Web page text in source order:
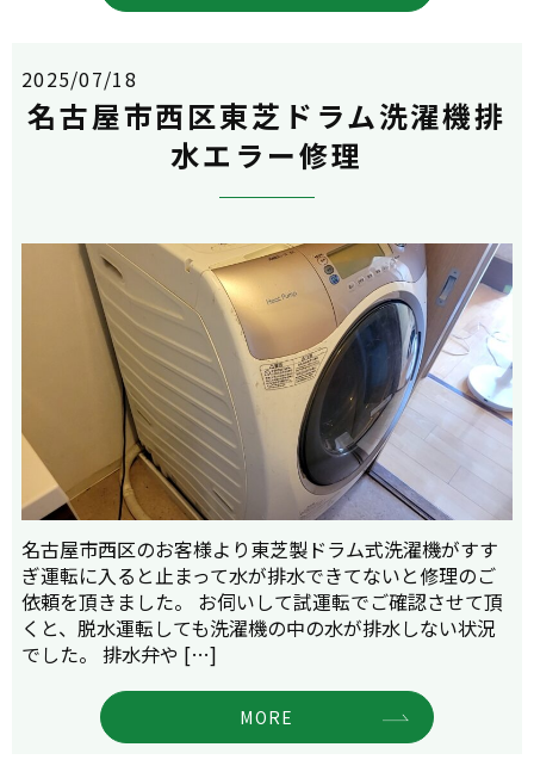
2025/07/18
名古屋市西区東芝ドラム洗濯機排
水エラー修理
名古屋市西区のお客様より東芝製ドラム式洗濯機がすす
ぎ運転に入ると止まって水が排水できてないと修理のご
依頼を頂きました。 お伺いして試運転でご確認させて頂
くと、脱水運転しても洗濯機の中の水が排水しない状況
でした。 排水弁や […]
MORE